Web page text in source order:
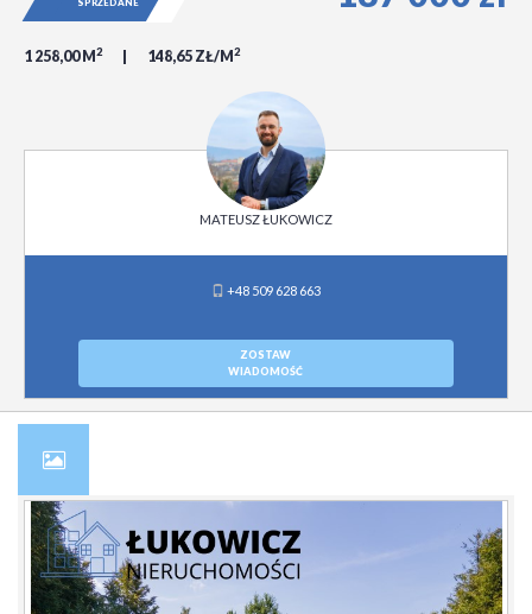
1 258,00 M 2 148,65 ZŁ/M 2
SPRZEDANE
MATEUSZ ŁUKOWICZ
+48 509 628 663
ZOSTAW
WIADOMOŚĆ